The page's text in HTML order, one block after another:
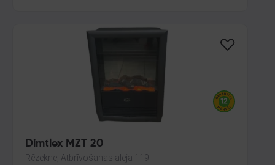
Dimtlex MZT 20
Rēzekne, Atbrīvošanas aleja 119